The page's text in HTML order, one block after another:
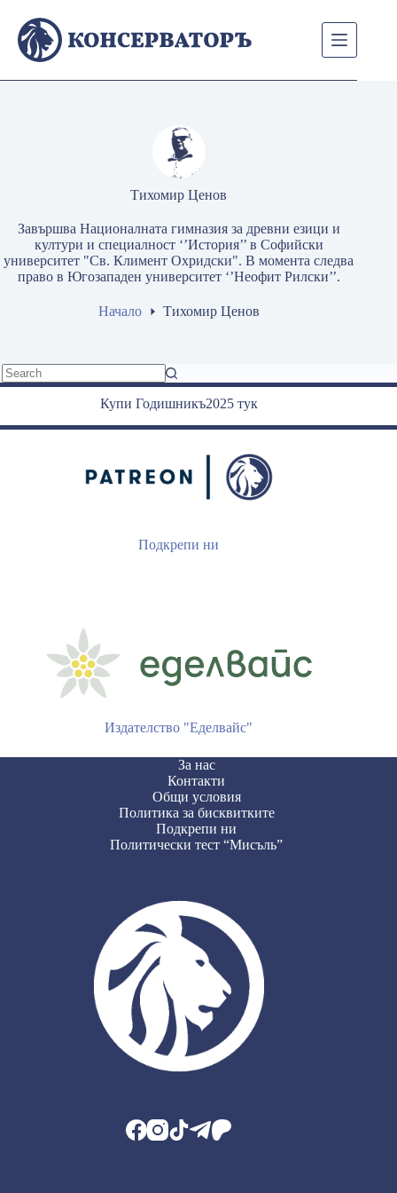
content
Тихомир Ценов
Завършва Националната гимназия за древни езици и
култури и специалност ‘’История’’ в Софийски
университет "Св. Климент Охридски". В момента следва
право в Югозападен университет ‘’Неофит Рилски’’.
Начало Тихомир Ценов
No
Купи Годишникъ2025 тук
Подкрепи ни
Издателство "Еделвайс"
За нас
Контакти
Общи условия
Политика за бисквитките
Подкрепи ни
Политически тест “Мисъль”